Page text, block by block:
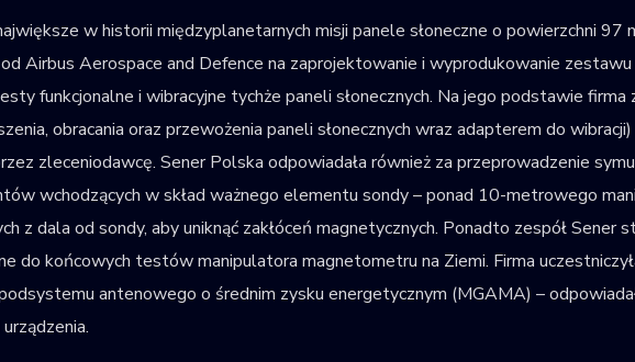
w historii międzyplanetarnych misji panele słoneczne o powierzchni 97
Airbus Aerospace and Defence na zaprojektowanie i wyprodukowanie
funkcjonalne i wibracyjne tychże paneli słonecznych. Na jego podstawie
obracania oraz przewożenia paneli słonecznych wraz adapterem do
zleceniodawcę. Sener Polska odpowiadała również za przeprowadzenie
wchodzących w skład ważnego elementu sondy – ponad 10-metrowego
z dala od sondy, aby uniknąć zakłóceń magnetycznych. Ponadto zespół Sener
do końcowych testów manipulatora magnetometru na Ziemi. Firma
antenowego o średnim zysku energetycznym (MGAMA) –